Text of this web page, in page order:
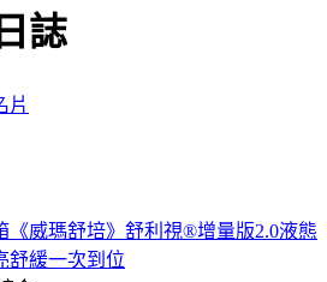
誌
片
《威瑪舒培》舒利視®增量版2.0液態
舒緩一次到位